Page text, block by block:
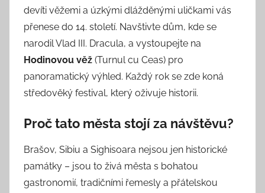
devíti věžemi a úzkými dlážděnými uličkami vás
přenese do 14. století. Navštivte dům, kde se
narodil Vlad III. Dracula, a vystoupejte na
Hodinovou věž (Turnul cu Ceas) pro
panoramatický výhled. Každý rok se zde koná
středověký festival, který oživuje historii.
Proč tato města stojí za návštěvu?
Brašov, Sibiu a Sighisoara nejsou jen historické
památky – jsou to živá města s bohatou
gastronomií, tradičními řemesly a přátelskou